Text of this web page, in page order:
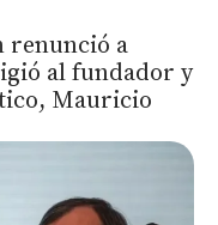
renunció a
al fundador y
Mauricio